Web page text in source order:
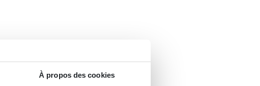
À propos des cookies